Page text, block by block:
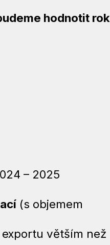
hodnotit rok
– 2025
(s objemem
větším než